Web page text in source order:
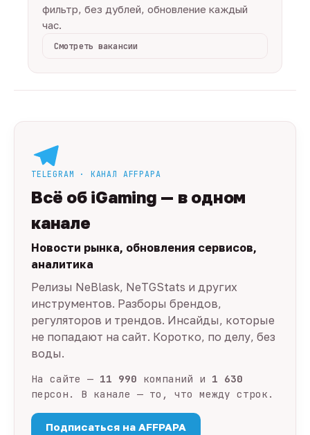
фильтр, без дублей, обновление каждый
час.
Смотреть вакансии
TELEGRAM · КАНАЛ AFFPAPA
Всё об iGaming — в одном
канале
Новости рынка, обновления сервисов,
аналитика
Релизы NeBlask, NeTGStats и других
инструментов. Разборы брендов,
регуляторов и трендов. Инсайды, которые
не попадают на сайт. Коротко, по делу, без
воды.
На сайте — 11 990 компаний и 1 630
персон. В канале — то, что между строк.
Подписаться на AFFPAPA